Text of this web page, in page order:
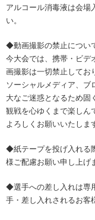
アルコール消毒液は会場
い。
◆動画撮影の禁止につい
今大会では、携帯・ビデ
画撮影は一切禁止してお
ソーシャルメディア、ブ
大なご迷惑となるため固
観戦を心ゆくまで楽しん
よろしくお願いいたしま
◆紙テープを投げ入れる
様ご配慮お願い申し上げ
◆選手への差し入れは専
手・差し入れされるお客